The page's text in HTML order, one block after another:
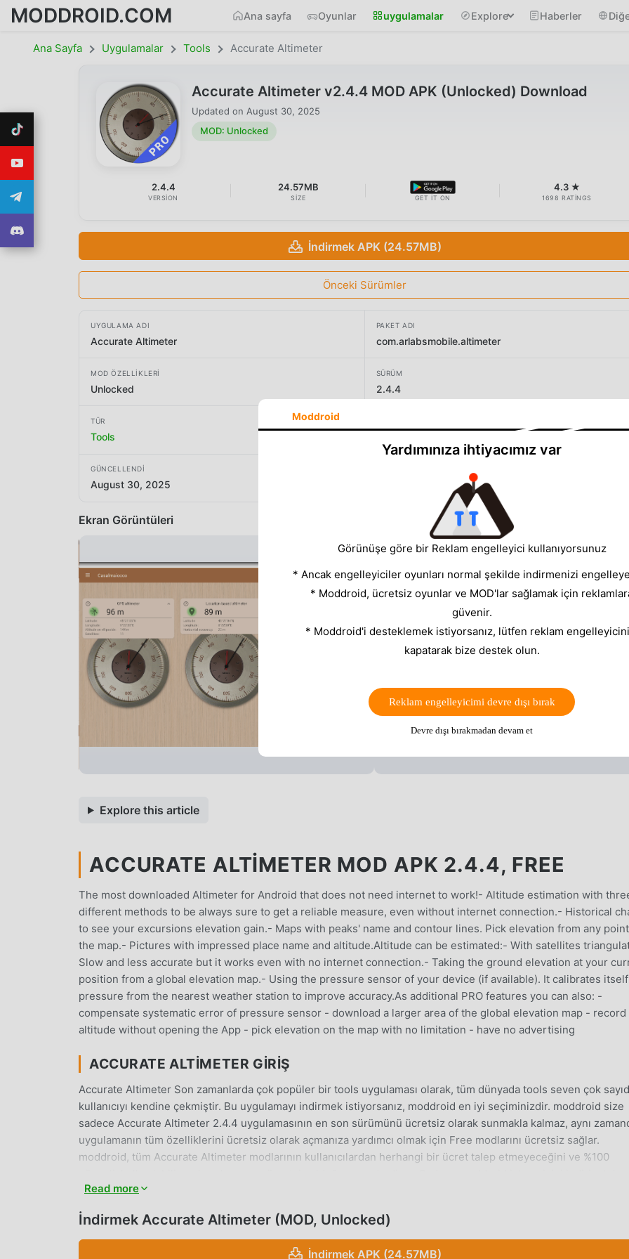
MODDROID.COM Ana sayfa Oyunlar uygulamalar Explore Haberler
Ana Sayfa Uygulamalar Tools Accurate Altimeter
Accurate Altimeter v2.4.4 MOD APK (Unlocked) Download
Updated on August 30, 2025
MOD: Unlocked
2.4.4
VERSION
24.57MB
SIZE GET IT ON
4.3 ★
1698 RATINGS
İndirmek APK (24.57MB)
Önceki Sürümler
UYGULAMA ADI
Accurate Altimeter
PAKET ADI
com.arlabsmobile.altimeter
MOD ÖZELLIKLERI
Unlocked
SÜRÜM
2.4.4
TÜR
Tools
GÜNCELLENDI
August 30, 2025
Ekran Görüntüleri
Explore this article
ACCURATE ALTIMETER MOD APK 2.4.4, FREE
The most downloaded Altimeter for Android that does not need internet to work!- Altitude estimation with
different methods to be always sure to get a reliable measure, even without internet connection.- Historical
to see your excursions elevation gain.- Maps with peaks' name and contour lines. Pick elevation from any
the map.- Pictures with impressed place name and altitude.Altitude can be estimated:- With satellites
Slow and less accurate but it works even with no internet connection.- Taking the ground elevation at your
position from a global elevation map.- Using the pressure sensor of your device (if available). It calibrates
pressure from the nearest weather station to improve accuracy.As additional PRO features you can also: -
compensate systematic error of pressure sensor - download a larger area of the global elevation map - record
altitude without opening the App - pick elevation on the map with no limitation - have no advertising
ACCURATE ALTIMETER GIRIŞ
Accurate Altimeter Son zamanlarda çok popüler bir tools uygulaması olarak, tüm dünyada tools seven çok
kullanıcıyı kendine çekmiştir. Bu uygulamayı indirmek istiyorsanız, moddroid en iyi seçiminizdir. moddroid size
sadece Accurate Altimeter 2.4.4 uygulamasının en son sürümünü ücretsiz olarak sunmakla kalmaz, aynı
uygulamanın tüm özelliklerini ücretsiz olarak açmanıza yardımcı olmak için Free modlarını ücretsiz sağlar.
moddroid, tüm Accurate Altimeter modlarının kullanıcılardan herhangi bir ücret talep etmeyeceğini ve %100
tıklamayla Accurate Altimeter 2.4.4 indirip yükleyebilirsiniz. Ne duruyorsun, şimdi moddroid'i indir!
KULLANIŞLI ÖZELLIKLER
Accurate Altimeter Popüler bir tools uygulaması olarak, güçlü işlevleri çok sayıda kullanıcıyı kendine çekmiştir.
Read more
İndirmek Accurate Altimeter (MOD, Unlocked)
İndirmek APK (24.57MB)
Moddroid
Yardımınıza ihtiyacımız var
Görünüşe göre bir Reklam engelleyici kullanıyorsunuz
* Ancak engelleyiciler oyunları normal şekilde indirmenizi
* Moddroid, ücretsiz oyunlar ve MOD'lar sağlamak için
güvenir.
* Moddroid'i desteklemek istiyorsanız, lütfen reklam
kapatarak bize destek olun.
Reklam engelleyicimi devre dışı bırak
Devre dışı bırakmadan devam et